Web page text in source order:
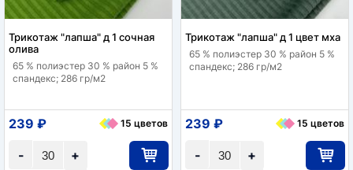
Трикотаж "лапша" д 1 сочная
олива
65 % полиэстер 30 % район 5 %
спандекс; 286 гр/м2
+
-
239 ₽ 15 цветов
Трикотаж "лапша" д 1 цвет мха
65 % полиэстер 30 % район 5 %
спандекс; 286 гр/м2
+
-
239 ₽ 15 цветов